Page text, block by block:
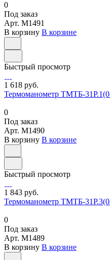
0
Под заказ
Арт. M1491
В корзину В корзине
Быстрый просмотр
1 618 руб.
Термоманометр ТМТБ-
0
Под заказ
Арт. M1490
В корзину В корзине
Быстрый просмотр
1 843 руб.
Термоманометр ТМТБ-
0
Под заказ
Арт. M1489
В корзину В корзине